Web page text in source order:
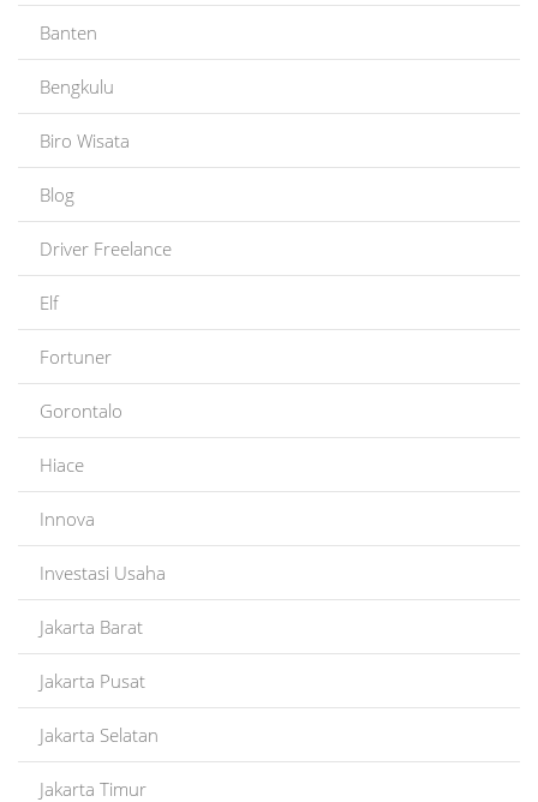
Banten
Bengkulu
Biro Wisata
Blog
Driver Freelance
Elf
Fortuner
Gorontalo
Hiace
Innova
Investasi Usaha
Jakarta Barat
Jakarta Pusat
Jakarta Selatan
Jakarta Timur